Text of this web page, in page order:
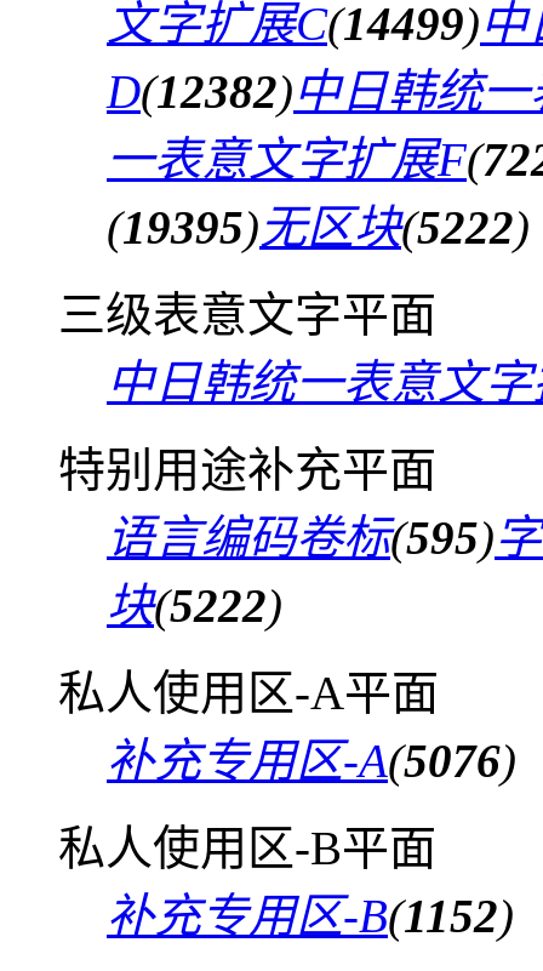
文字扩展C(14499)
D(12382)中日韩统
一表意文字扩展F(
(19395)无区块(5222)
三级表意文字平面
中日韩统一表意文
特别用途补充平面
语言编码卷标(595)
块(5222)
私人使用区-A平面
补充专用区-A(5076)
私人使用区-B平面
补充专用区-B(1152)